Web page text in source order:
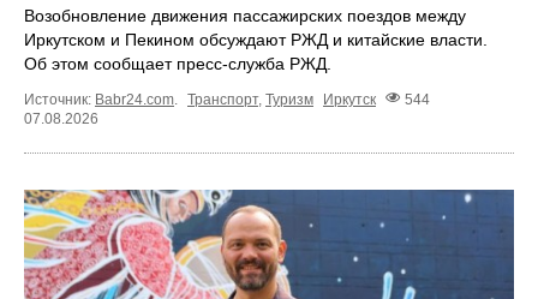
Возобновление движения пассажирских поездов между
Иркутском и Пекином обсуждают РЖД и китайские власти.
Об этом сообщает пресс‑служба РЖД.
Источник: Babr24.com Транспорт, Туризм Иркутск
544
07.08.2026